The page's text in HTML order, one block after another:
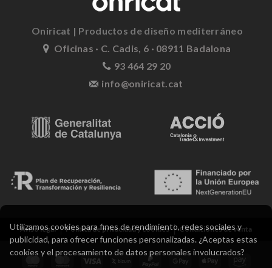
Oniricat | Productos de diseño mediterráneo
Oficinas · C. Cadis, 6 · 08911 Badalona
93 464 29 20
Aviso legal Política de privacidad y cookies Condiciones de venta
Utilizamos cookies para fines de rendimiento, redes sociales y
publicidad, para ofrecer funciones personalizadas. ¿Aceptas estas
cookies y el procesamiento de datos personales involucrados?